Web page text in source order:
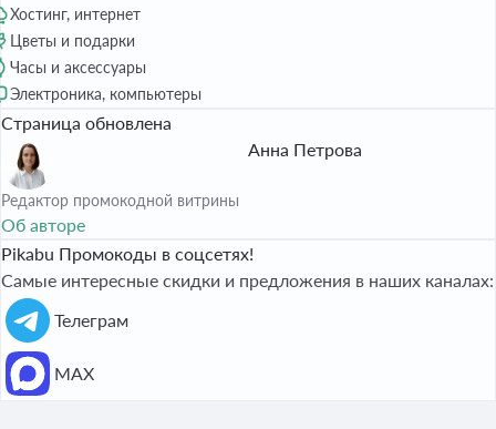
Хостинг, интернет
Цветы и подарки
Часы и аксессуары
Электроника, компьютеры
Страница обновлена
Анна Петрова
Редактор промокодной витрины
Об авторе
Pikabu Промокоды в соцсетях!
Самые интересные скидки и предложения в наших каналах:
Телеграм
МАХ